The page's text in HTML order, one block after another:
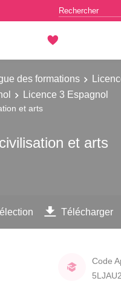
des formations
Licence 3 Espagnol
et arts
et arts
Télécharger
Code
5LJAU2